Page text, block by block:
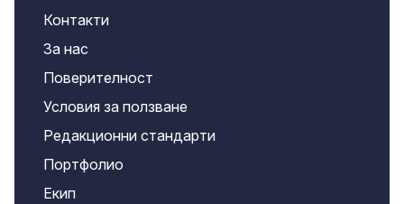
Контакти
За нас
Поверителност
Условия за ползване
Редакционни стандарти
Портфолио
Екип